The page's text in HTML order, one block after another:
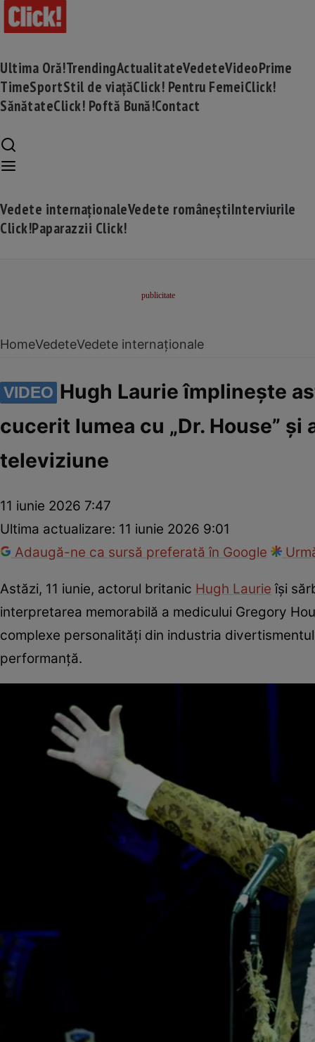
Ultima Oră!TrendingActualitateVedeteVideoPrime
TimeSportStil de viațăClick! Pentru FemeiClick!
SănătateClick! Poftă Bună!Contact
Vedete internaționaleVedete româneștiInterviurile
Click!Paparazzii Click!
HomeVedeteVedete internaționale
VIDEO Hugh Laurie împlinește
cucerit lumea cu „Dr. House”
televiziune
11 iunie 2026 7:47
Ultima actualizare: 11 iunie 2026 9:01
Adaugă-ne ca sursă preferată în Google
Astăzi, 11 iunie, actorul britanic Hugh Laurie își
interpretarea memorabilă a medicului Gregory
complexe personalități din industria
performanță.